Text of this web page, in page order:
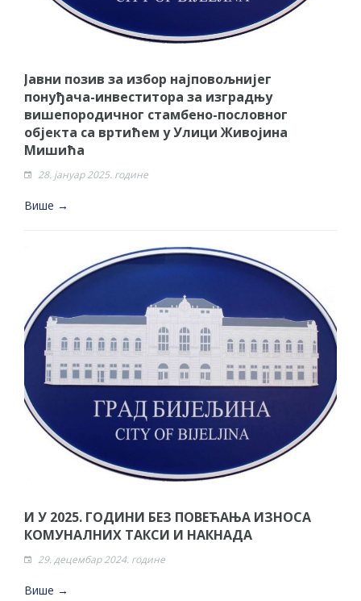
Јавни позив за избор најповољнијег
понуђача-инвеститора за изградњу
вишепородичног стамбено-пословног
објекта са вртићем у Улици Живојина
Мишића
28. јануар 2025. године
Више →
И У 2025. ГОДИНИ БЕЗ ПОВЕЋАЊА ИЗНОСА
КОМУНАЛНИХ ТАКСИ И НАКНАДА
29. децембар 2024. године
Више →